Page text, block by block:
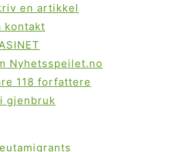
en artikkel
kontakt
Nyhetsspeilet.no
118 forfattere
gjenbruk